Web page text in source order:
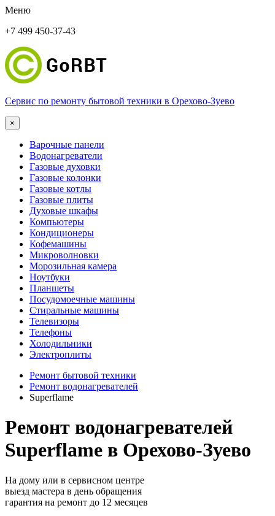
Меню
+7 499 450-37-43
Сервис по ремонту бытовой техники в Орехово-Зуево
×
Варочные панели
Водонагреватели
Газовые духовки
Газовые колонки
Газовые котлы
Газовые плиты
Духовые шкафы
Компьютеры
Кондиционеры
Кофемашины
Микроволновки
Морозильная камера
Ноутбуки
Планшеты
Посудомоечные машины
Стиральные машины
Телевизоры
Телефоны
Холодильники
Электроплиты
Ремонт бытовой техники
Ремонт водонагревателей
Superflame
Ремонт водонагревателей
Superflame в Орехово-Зуево
На дому или в сервисном центре
выезд мастера в день обращения
гарантия на ремонт до 12 месяцев